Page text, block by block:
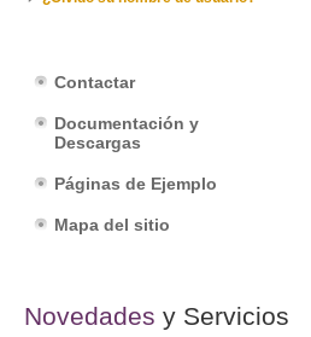
Contactar
Documentación y
Descargas
Páginas de Ejemplo
Mapa del sitio
Novedades y Servicios